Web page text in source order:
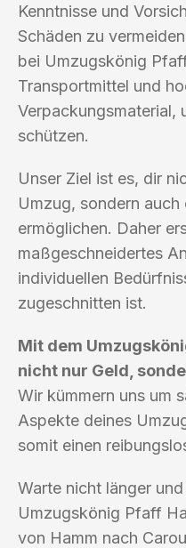
Kenntnisse und
Schäden zu
bei Umzugskönig
Transportmittel und
Verpackungsmaterial,
schützen.
Unser Ziel ist es, dir
Umzug, sondern auch
ermöglichen. Daher
maßgeschneidertes
individuellen
zugeschnitten ist.
Mit dem
nicht nur Geld,
Wir kümmern uns um
Aspekte deines
somit einen
Warte nicht länger
Umzugskönig Pfaff
von Hamm nach